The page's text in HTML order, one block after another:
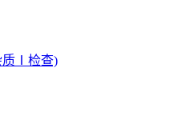
质Ⅰ检查)